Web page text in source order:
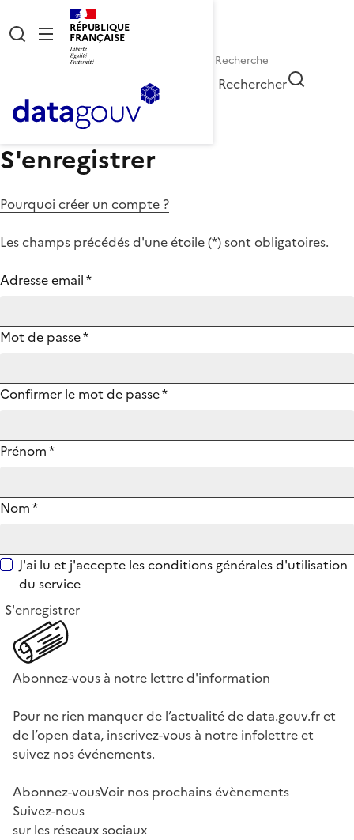
RÉPUBLIQUE
FRANÇAISE
Rechercher
S'enregistrer
Pourquoi créer un compte ?
Les champs précédés d'une étoile (*) sont obligatoires.
Adresse email*
Mot de passe*
Confirmer le mot de passe*
Prénom*
Nom*
J'ai lu et j'accepte les conditions générales d'utilisation
du service
S'enregistrer
Abonnez-vous à notre lettre d'information
Pour ne rien manquer de l’actualité de data.gouv.fr et
de l’open data, inscrivez-vous à notre infolettre et
suivez nos événements.
Abonnez-vousVoir nos prochains évènements
Suivez-nous
sur les réseaux sociaux